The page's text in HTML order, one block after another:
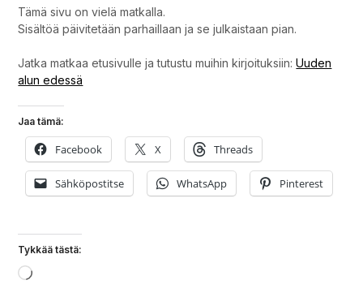
Tämä sivu on vielä matkalla.
Sisältöä päivitetään parhaillaan ja se julkaistaan pian.
Jatka matkaa etusivulle ja tutustu muihin kirjoituksiin:Uuden
alun edessä
Jaa tämä:
Facebook X Threads
Sähköpostitse WhatsApp Pinterest
Tykkää tästä:
Loading…